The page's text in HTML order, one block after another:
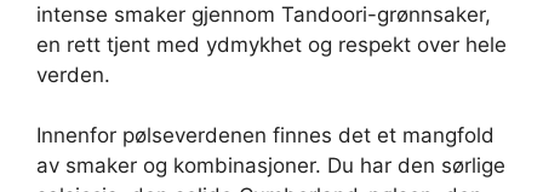
intense smaker gjennom Tandoori-grønnsaker,
en rett tjent med ydmykhet og respekt over hele
verden.
Innenfor pølseverdenen finnes det et mangfold
av smaker og kombinasjoner. Du har den sørlige